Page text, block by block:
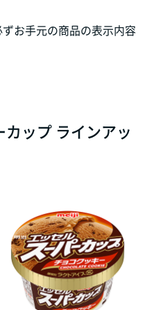
ずお手元の商品の表示内容
ップ ラインアッ